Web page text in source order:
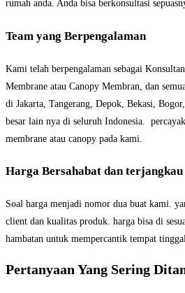
rumah anda. Anda bisa berkonsultasi
Team yang Berpengalaman
Kami telah berpengalaman sebagai
Membrane atau Canopy Membran, dan
di Jakarta, Tangerang, Depok, Bekasi,
besar lain nya di seluruh Indonesia.
membrane atau canopy pada kami.
Harga Bersahabat dan terjangkau
Soal harga menjadi nomor dua buat kami.
client dan kualitas produk. harga bisa di
hambatan untuk mempercantik tempat
Pertanyaan Yang Sering